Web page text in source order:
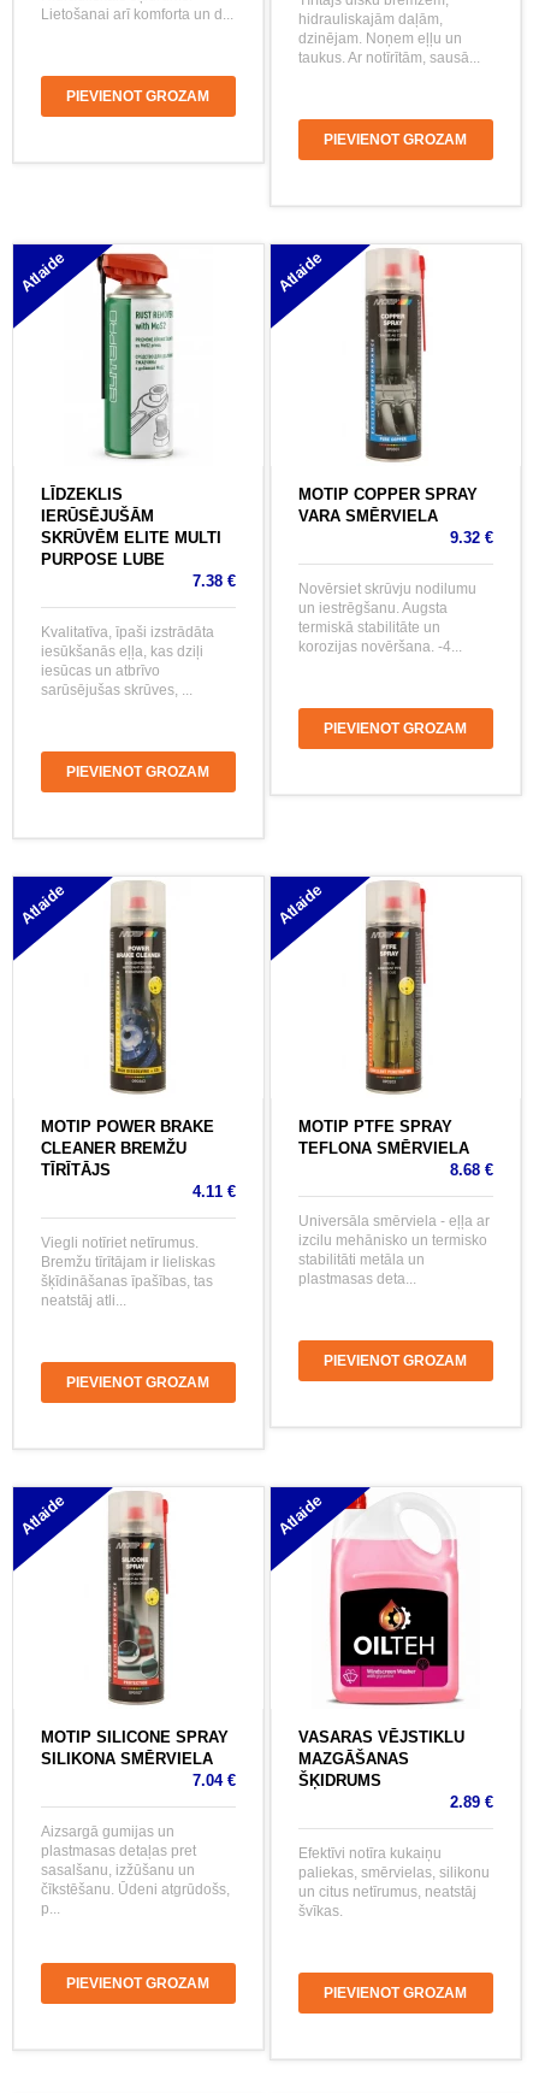
Lietošanai arī komforta un d...
PIEVIENOT GROZAM
hidrauliskajām daļām,
dzinējam. Noņem eļļu un
taukus. Ar notīrītām, sausā...
PIEVIENOT GROZAM
Atlaide
LĪDZEKLIS
IERŪSĒJUŠĀM
SKRŪVĒM ELITE MULTI
PURPOSE LUBE
7.38 €
Kvalitatīva, īpaši izstrādāta
iesūkšanās eļļa, kas dziļi
iesūcas un atbrīvo
sarūsējušas skrūves, ...
PIEVIENOT GROZAM
Atlaide
MOTIP COPPER SPRAY
VARA SMĒRVIELA
9.32 €
Novērsiet skrūvju nodilumu
un iestrēgšanu. Augsta
termiskā stabilitāte un
korozijas novēršana. -4...
PIEVIENOT GROZAM
Atlaide
MOTIP POWER BRAKE
CLEANER BREMŽU
TĪRĪTĀJS
4.11 €
Viegli notīriet netīrumus.
Bremžu tīrītājam ir lieliskas
šķīdināšanas īpašības, tas
neatstāj atli...
PIEVIENOT GROZAM
Atlaide
MOTIP PTFE SPRAY
TEFLONA SMĒRVIELA
8.68 €
Universāla smērviela - eļļa ar
izcilu mehānisko un termisko
stabilitāti metāla un
plastmasas deta...
PIEVIENOT GROZAM
Atlaide
MOTIP SILICONE SPRAY
SILIKONA SMĒRVIELA
7.04 €
Aizsargā gumijas un
plastmasas detaļas pret
sasalšanu, izžūšanu un
čīkstēšanu. Ūdeni atgrūdošs,
p...
PIEVIENOT GROZAM
Atlaide
VASARAS VĒJSTIKLU
MAZGĀŠANAS
ŠĶIDRUMS
2.89 €
Efektīvi notīra kukaiņu
paliekas, smērvielas, silikonu
un citus netīrumus, neatstāj
švīkas.
PIEVIENOT GROZAM